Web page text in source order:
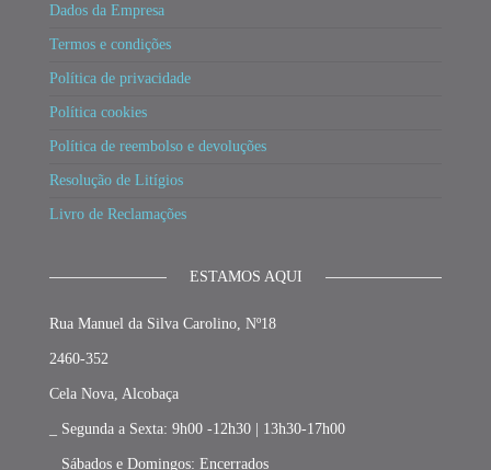
Dados da Empresa
Termos e condições
Política de privacidade
Política cookies
Política de reembolso e devoluções
Resolução de Litígios
Livro de Reclamações
ESTAMOS AQUI
Rua Manuel da Silva Carolino, Nº18
2460-352
Cela Nova, Alcobaça
_ Segunda a Sexta: 9h00 -12h30 | 13h30-17h00
_ Sábados e Domingos: Encerrados